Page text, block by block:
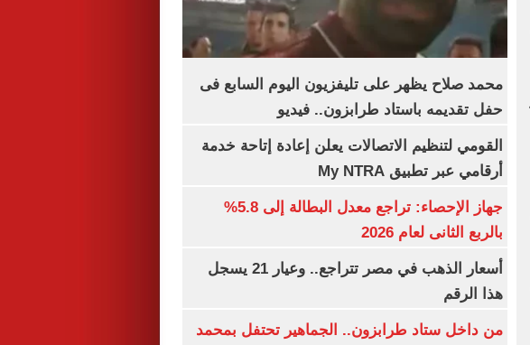
محمد صلاح يظهر على تليفزيون اليوم السابع فى
حفل تقديمه باستاد طرابزون.. فيديو
القومي لتنظيم الاتصالات يعلن إعادة إتاحة خدمة
أرقامي عبر تطبيق My NTRA
جهاز الإحصاء: تراجع معدل البطالة إلى 5.8%
بالربع الثانى لعام 2026
أسعار الذهب في مصر تتراجع.. وعيار 21 يسجل
هذا الرقم
من داخل ستاد طرابزون.. الجماهير تحتفل بمحمد